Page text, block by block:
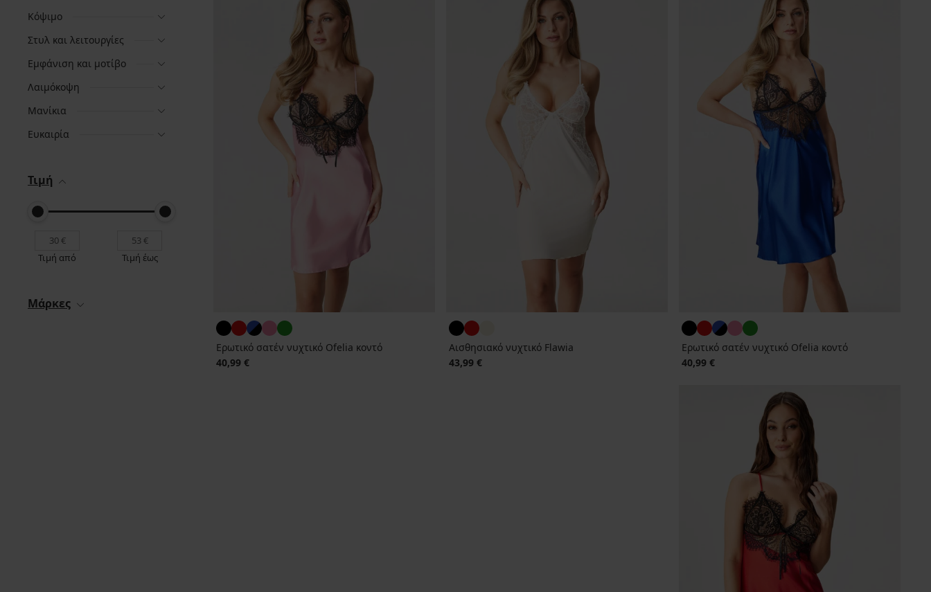
Κόψιμο
Στυλ και λειτουργίες
Εμφάνιση και μοτίβο
Λαιμόκοψη
Μανίκια
Ευκαιρία
Τιμή
Τιμή από Τιμή έως
Μάρκες
Ερωτικό σατέν νυχτικό Ofelia κοντό
40,99 €
Αισθησιακό νυχτικό Flawia
43,99 €
Ερωτικό σατέν νυχτικό Ofelia κοντό
40,99 €